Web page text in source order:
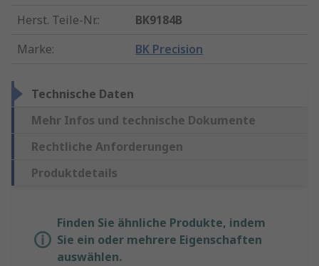
Herst. Teile-Nr.:
BK9184B
Marke: BK Precision
Technische Daten
Mehr Infos und technische Dokumente
Rechtliche Anforderungen
Produktdetails
Finden Sie ähnliche Produkte, indem
Sie ein oder mehrere Eigenschaften
auswählen.